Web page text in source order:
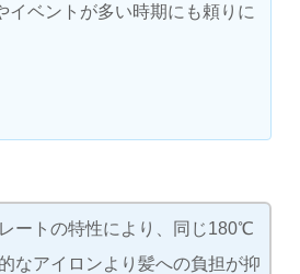
イベントが多い時期にも頼りに
ートの特性により、同じ180℃
なアイロンより髪への負担が抑